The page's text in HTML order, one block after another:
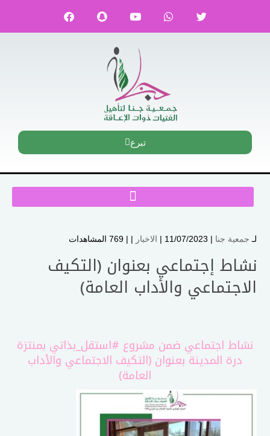
تبرع
لـ جمعية جنا | 11/07/2023 | الاخبار | | 769 المشاهدات
نشاط إجتماعي بعنوان (التكيف
الاجتماعي والأداب العامة)
نشاط اجتماعي ضمن مشروع #استقل_بذاتي بمنتزة
درة المدينة بعنوان (التكيف الاجتماعي والأداب
العامة)